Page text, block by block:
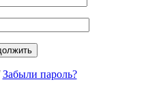
Забыли пароль?